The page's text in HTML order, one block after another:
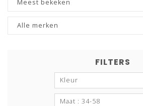
Meest bekeken
Alle merken
FILTERS
Kleur
Maat : 34-58